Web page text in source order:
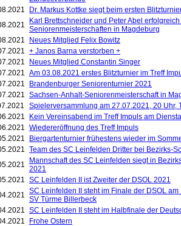
Dr. Markus Kottke siegt beim ersten
Karl Brettschneider und Peter Abel
Seniorenmeisterschaften in Magdeburg
Neues Mitglied Felix Bowitz
+ Janos Barna verstorben +
Neues Mitglied Constantin Singer
Am 03.08.2021 erstes Blitzturnier im Treff
Brandenburger Seniorenturnier 2021
Sachsen-Anhalt-Seniorenmeisterschaft in
Spielerversammlung am 27.07.2021, 20 Uhr,
Kein Vereinsabend im Treff Impuls am
Wiedereröffnung des Treff Impuls
Biergartenturnier frühestens wieder im
Team des SC Leinfelden Dritter bei Bezirks-
Mannschaft des SC Leinfelden siegt in
2021
SC Leinfelden II ist Zweiter der DSOL 2021
SC Leinfelden II steht im Finale der DSOL
SV Türme Billerbeck
SC Leinfelden II steht im Halbfinale der
Frohe Ostern